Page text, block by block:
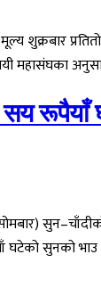
शुक्रबार
महासंघका
सय रूपैयाँ
घटेको सुनको भाउ